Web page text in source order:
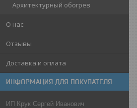
Архитектурный обогрев
О нас
Отзывы
Доставка и оплата
ИНФОРМАЦИЯ ДЛЯ ПОКУПАТЕЛЯ
ИП Крук Сергей Иванович